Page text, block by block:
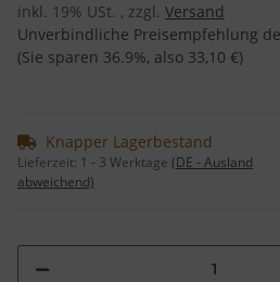
inkl. 19% USt. , zzgl. Versand
Unverbindliche Preisempfehlung
(Sie sparen 36.9%, also 33,10 €)
Knapper Lagerbestand
Lieferzeit: 1 - 3 Werktage (DE - Ausland
abweichend)